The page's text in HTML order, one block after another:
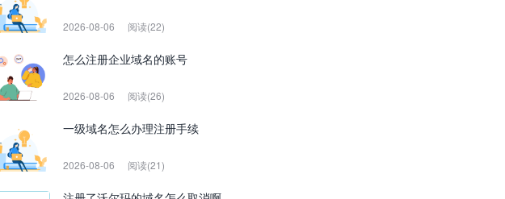
2026-08-06 阅读(22)
怎么注册企业域名的账号
2026-08-06 阅读(26)
一级域名怎么办理注册手续
2026-08-06 阅读(21)